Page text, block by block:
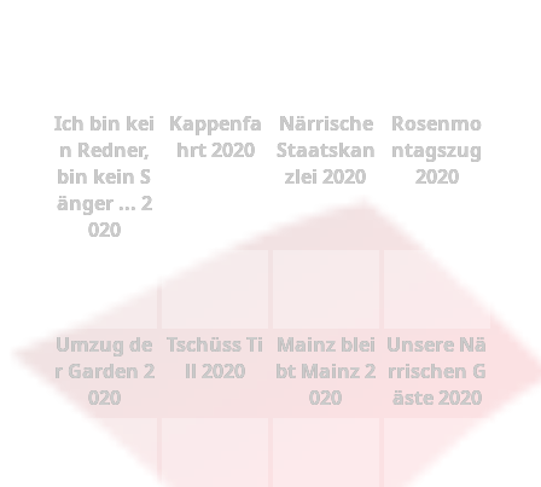
Ich bin kei
n Redner,
bin kein S
änger ... 2
020
Kappenfa
hrt 2020
Närrische
Staatskan
zlei 2020
Rosenmo
ntagszug
2020
Umzug de
r Garden 2
020
Tschüss Ti
ll 2020
Mainz blei
bt Mainz 2
020
Unsere Nä
rrischen G
äste 2020